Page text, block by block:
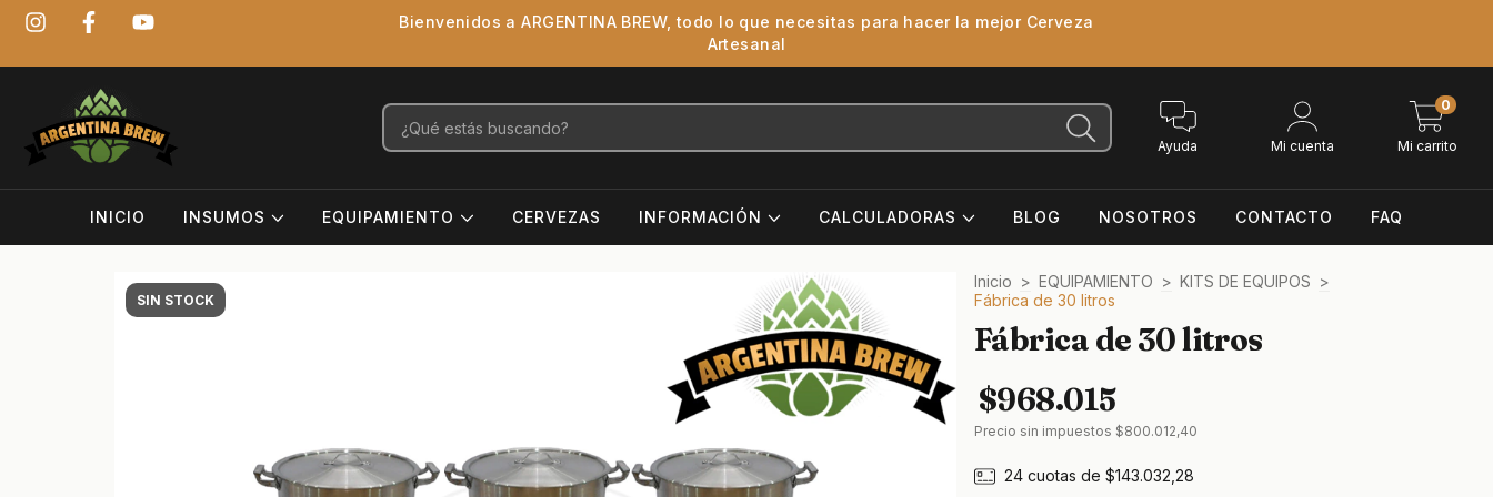
Bienvenidos a ARGENTINA BREW, todo lo que necesitas para hacer la mejor Cerveza
Artesanal
Ayuda Mi cuenta Mi carrito
0
INICIO INSUMOS EQUIPAMIENTO CERVEZAS INFORMACIÓN CALCULADORAS BLOG NOSOTROS CONTACTO FAQ
SIN STOCK
Inicio > EQUIPAMIENTO > KITS DE EQUIPOS >
Fábrica de 30 litros
Fábrica de 30 litros
$968.015
Precio sin impuestos $800.012,40
24 cuotas de $143.032,28